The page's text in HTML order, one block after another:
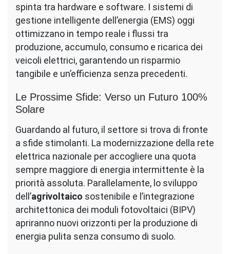
spinta tra hardware e software. I sistemi di
gestione intelligente dell’energia (EMS) oggi
ottimizzano in tempo reale i flussi tra
produzione, accumulo, consumo e ricarica dei
veicoli elettrici, garantendo un risparmio
tangibile e un’efficienza senza precedenti.
Le Prossime Sfide: Verso un Futuro 100%
Solare
Guardando al futuro, il settore si trova di fronte
a sfide stimolanti. La modernizzazione della rete
elettrica nazionale per accogliere una quota
sempre maggiore di energia intermittente è la
priorità assoluta. Parallelamente, lo sviluppo
dell’agrivoltaico sostenibile e l’integrazione
architettonica dei moduli fotovoltaici (BIPV)
apriranno nuovi orizzonti per la produzione di
energia pulita senza consumo di suolo.